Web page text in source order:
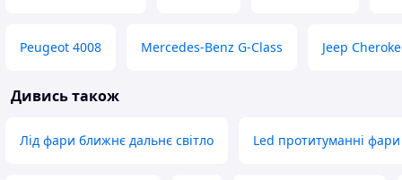
Peugeot 4008 Mercedes-Benz G-Class Jeep
Дивись також
Лід фари ближнє дальнє світло Led протитуманні фари